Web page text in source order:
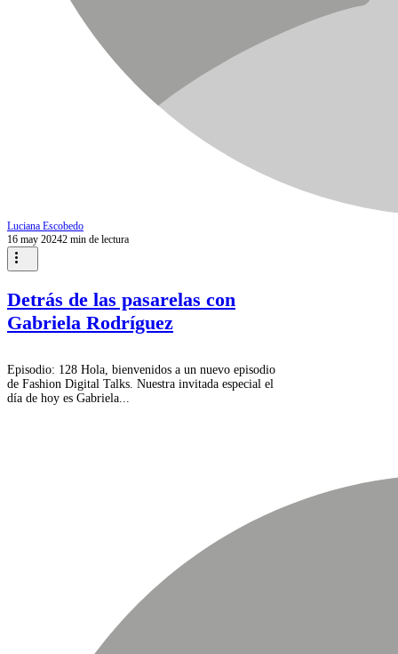
Luciana Escobedo
16 may 20242 min de lectura
Detrás de las pasarelas con
Gabriela Rodríguez
Episodio: 128 Hola, bienvenidos a un nuevo episodio
de Fashion Digital Talks. Nuestra invitada especial el
día de hoy es Gabriela...